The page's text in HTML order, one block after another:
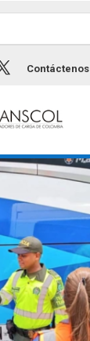
Contáctenos